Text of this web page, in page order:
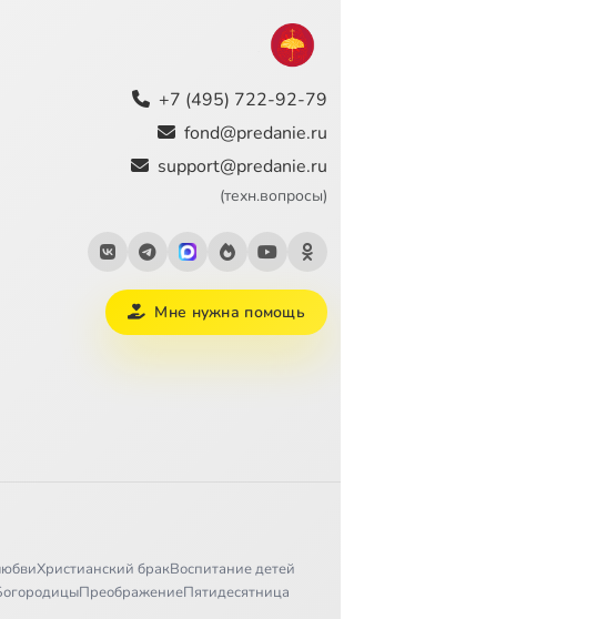
+7 (495) 722-92-79
fond@predanie.ru
support@predanie.ru
(техн.вопросы)
Мне нужна помощь
Христианский бракВоспитание детей
ПреображениеПятидесятница